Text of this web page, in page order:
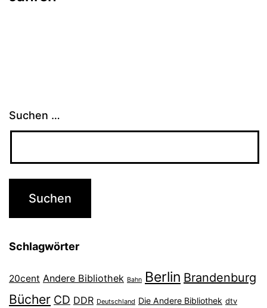
Suchen …
Schlagwörter
20cent Andere Bibliothek Bahn Berlin Brandenburg
Bücher CD DDR Deutschland Die Andere Bibliothek dtv